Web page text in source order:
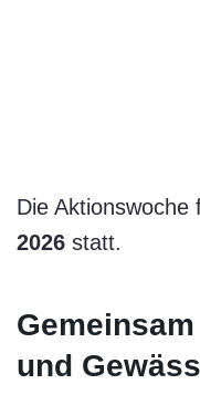
Die Aktionswoche
2026 statt.
und